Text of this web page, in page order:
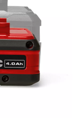
para
Maps!
to load due
to the
needs to setup
add this content
used.